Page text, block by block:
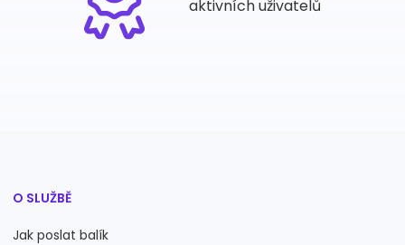
aktivních uživatelů
O SLUŽBĚ
Jak poslat balík